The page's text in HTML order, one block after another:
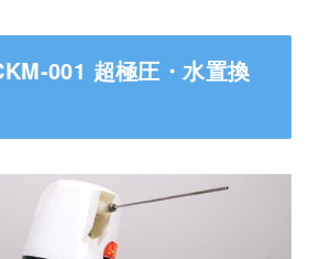
001 超極圧・水置換